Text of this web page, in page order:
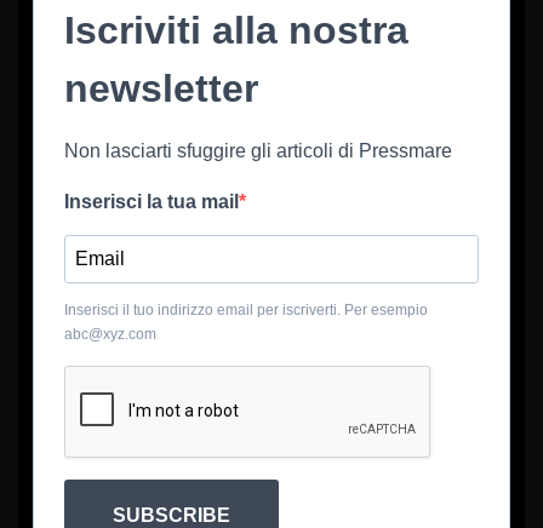
Iscriviti alla nostra
newsletter
Non lasciarti sfuggire gli articoli di Pressmare
Inserisci la tua mail
Inserisci il tuo indirizzo email per iscriverti. Per esempio
abc@xyz.com
SUBSCRIBE